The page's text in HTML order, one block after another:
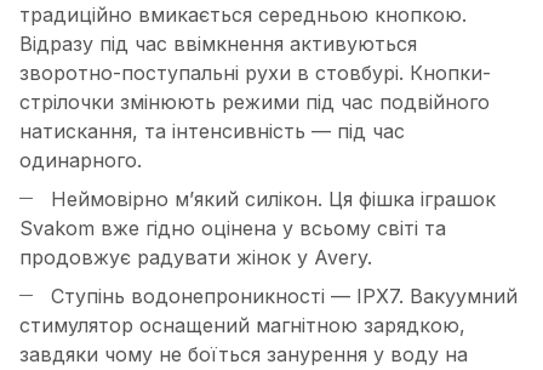
традиційно вмикається середньою кнопкою.
Відразу під час ввімкнення активуються
зворотно-поступальні рухи в стовбурі. Кнопки-
стрілочки змінюють режими під час подвійного
натискання, та інтенсивність — під час
одинарного.
Неймовірно м’який силікон. Ця фішка іграшок
Svakom вже гідно оцінена у всьому світі та
продовжує радувати жінок у Avery.
Ступінь водонепроникності — IPX7. Вакуумний
стимулятор оснащений магнітною зарядкою,
завдяки чому не боїться занурення у воду на